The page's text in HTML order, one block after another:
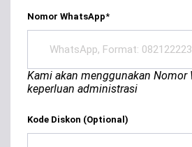
Nomor WhatsApp*
Kami akan menggunakan Nomor
keperluan administrasi
Kode Diskon (Optional)